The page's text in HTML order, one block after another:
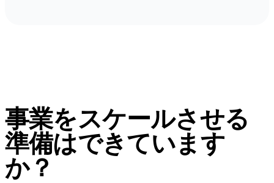
事業をスケールさせる
準備はできています
か？